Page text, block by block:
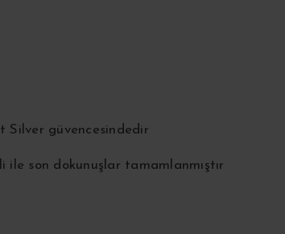
Silver güvencesindedir
ile son dokunuşlar tamamlanmıştır